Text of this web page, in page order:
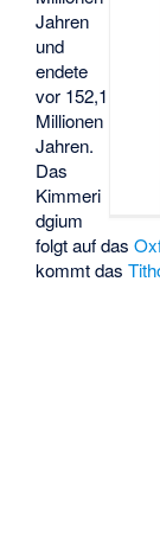
Jahren
und
endete
vor 152,1
Millionen
Jahren.
Das
Kimmeri
dgium
folgt auf das
kommt das